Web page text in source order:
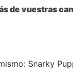
de vuestras
Snarky